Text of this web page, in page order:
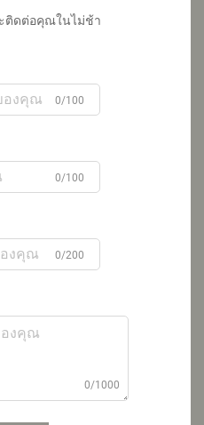
ติดต่อคุณในไม่ช้า
0/100
0/100
0/200
0/1000